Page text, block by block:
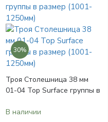
30%
Троя Столешница 38 мм
01-04 Top Surface группы в
В наличии